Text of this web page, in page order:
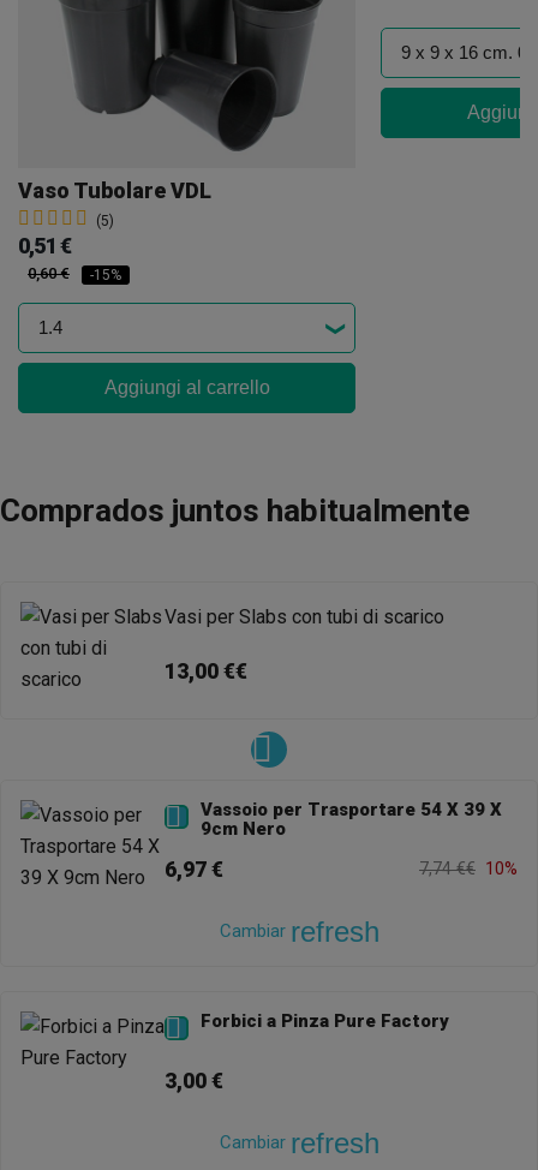
Vaso Tubolare VDL
(5)
0,51 €
0,60 € -15%
Aggiungi al carrello
Comprados juntos habitualmente
Vasi per Slabs con tubi di scarico
13,00 €€

Vassoio per Trasportare 54 X 39 X
9cm Nero
6,97 € 7,74 €€ 10%
Cambiar refresh
 Forbici a Pinza Pure Factory
3,00 €
Cambiar refresh